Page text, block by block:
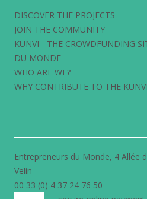
DISCOVER THE PROJECTS
JOIN THE COMMUNITY
KUNVI - THE CROWDFUNDING
DU MONDE
WHO ARE WE?
WHY CONTRIBUTE TO THE
Entrepreneurs du Monde, 4 Allée
Velin
00 33 (0) 4 37 24 76 50